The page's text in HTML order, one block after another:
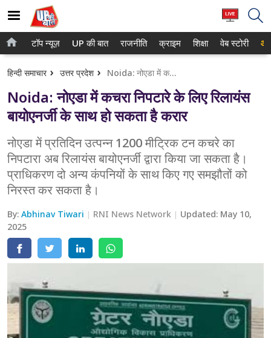
होम
टॉप न्यूज़
UP की बात
क्राइम
शिक्षा
वेब स्टोरी
टॉप न्यूज़ UP की बात राजनीति क्राइम शिक्षा वेब स्टोरी
हिन्दी समाचार उत्तर प्रदेश Noida: नोएडा में कचरा निपटारे के लिए रिलायंस बायोएनर्जी के साथ हो सकता है करार
Noida: नोएडा में कचरा निपटारे के लिए रिलायंस
बायोएनर्जी के साथ हो सकता है करार
नोएडा में प्रतिदिन उत्पन्न 1200 मीट्रिक टन कचरे का
निपटारा अब रिलायंस बायोएनर्जी द्वारा किया जा सकता है।
प्राधिकरण दो अन्य कंपनियों के साथ किए गए समझौतों को
निरस्त कर सकता है।
By:Abhinav Tiwari RNI News Network Updated: May 10,
2025
गाजियाबाद
लखनऊ
वाराणसी
आगरा
अयोध्या
अलीगढ़
मथुरा
मेरठ
मुरादाबाद